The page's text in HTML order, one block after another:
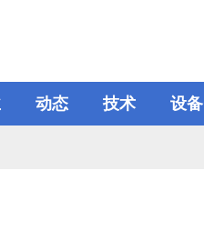
动态 技术 设备